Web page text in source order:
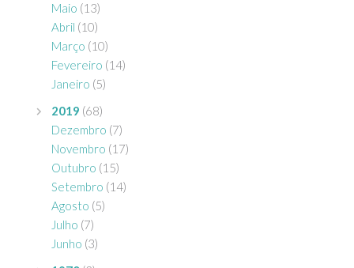
Maio (13)
Abril (10)
Março (10)
Fevereiro (14)
Janeiro (5)
2019 (68)
Dezembro (7)
Novembro (17)
Outubro (15)
Setembro (14)
Agosto (5)
Julho (7)
Junho (3)